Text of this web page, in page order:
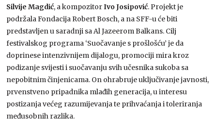
Silvije Magdić, a kompozitorIvo Josipović. Projekt je
podržala Fondacija Robert Bosch, a na SFF-u će biti
predstavljen u saradnji sa Al Jazeerom Balkans. Cilj
festivalskog programa ‘Suočavanje s prošlošću’ je da
doprinese intenzivnijem dijalogu, promociji mira kroz
podizanje svijesti i suočavanju svih učesnika sukoba sa
nepobitnim činjenicama. On ohrabruje uključivanje javnosti,
prvenstveno pripadnika mlađih generacija, u interesu
postizanja većeg razumijevanja te prihvaćanja i toleriranja
međusobnih razlika.